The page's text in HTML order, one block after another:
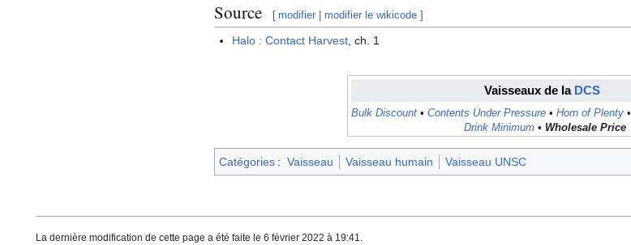
Source [ modifier |modifier le wikicode ]
Halo : Contact Harvest , ch. 1
Vaisseaux de la DCS
Bulk Discount• Contents Under Pressure• Horn of Plenty•
Drink Minimum • Wholesale Price
Catégories : Vaisseau Vaisseau humain Vaisseau UNSC
La dernière modification de cette page a été faite le 6 février 2022 à 19:41.